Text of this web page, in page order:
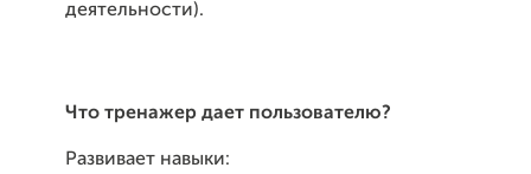
деятельности).
Что тренажер дает пользователю?
Развивает навыки: